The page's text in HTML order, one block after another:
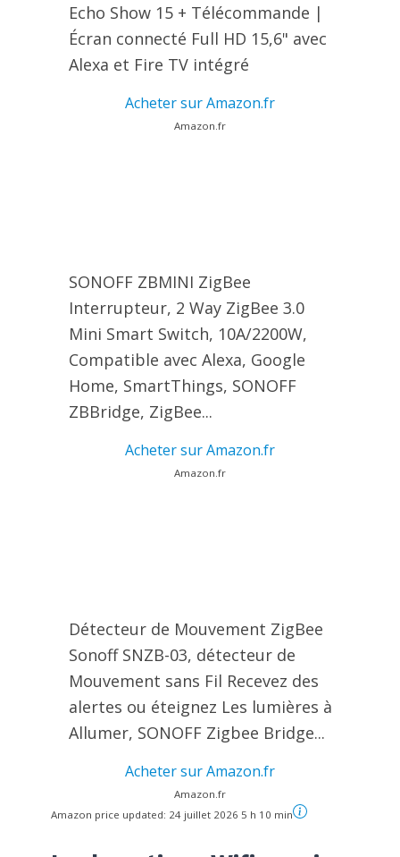
Echo Show 15 + Télécommande |
Écran connecté Full HD 15,6" avec
Alexa et Fire TV intégré
Acheter sur Amazon.fr
Amazon.fr
SONOFF ZBMINI ZigBee
Interrupteur, 2 Way ZigBee 3.0
Mini Smart Switch, 10A/2200W,
Compatible avec Alexa, Google
Home, SmartThings, SONOFF
ZBBridge, ZigBee...
Acheter sur Amazon.fr
Amazon.fr
Détecteur de Mouvement ZigBee
Sonoff SNZB-03, détecteur de
Mouvement sans Fil Recevez des
alertes ou éteignez Les lumières à
Allumer, SONOFF Zigbee Bridge...
Acheter sur Amazon.fr
Amazon.fr
Amazon price updated: 24 juillet 2026 5 h 10 min